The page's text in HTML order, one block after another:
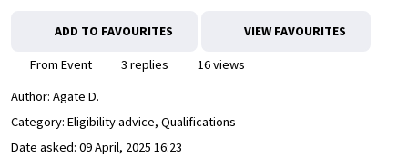
ADD TO FAVOURITES VIEW FAVOURITES
From Event 3 replies
16 views
Author: Agate D.
Category: Eligibility advice, Qualifications
Date asked: 09 April, 2025 16:23